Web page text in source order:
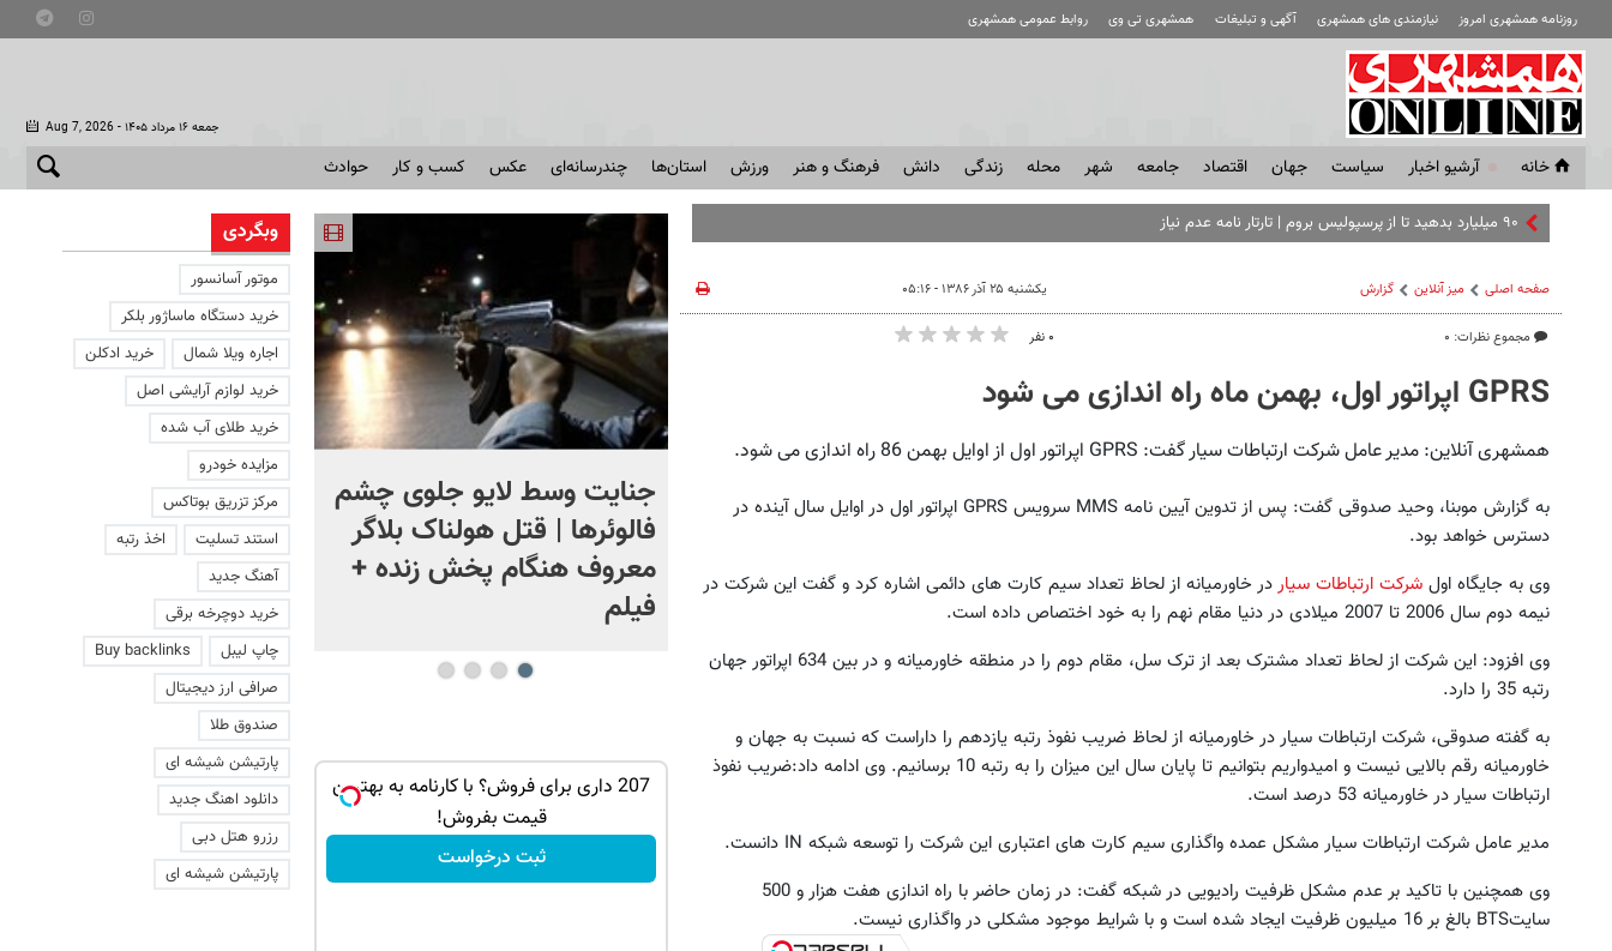
روزنامه همشهری امروز نیازمندی های همشهری آگهی و تبلیغات همشهری تی وی روابط عمومی همشهری
Aug 7, 2026 - جمعه ۱۶ مرداد ۱۴۰۵
خانه آرشیو اخبار سياست جهان اقتصاد جامعه شهر محله زندگی دانش فرهنگ و هنر ورزش استان‌ها چندرسانه‌ای عکس کسب و کار حوادث
۹۰ میلیارد بدهید تا از پرسپولیس بروم | تارتار نامه عدم نیاز هم زد
صفحه اصلی میز آنلاین گزارش
مجموع نظرات: ۰
یکشنبه ۲۵ آذر ۱۳۸۶ - ۰۵:۱۶
۰ نفر
GPRS اپراتور اول، بهمن ماه راه اندازی می شود
همشهری آنلاین: مدیر عامل شرکت ارتباطات سیار گفت: GPRS اپراتور اول از اوایل بهمن 86 راه اندازی می شود.
به گزارش موبنا، وحید صدوقی گفت: پس از تدوین آیین نامه MMS سرویس GPRS اپراتور اول در اوایل سال آینده در
دسترس خواهد بود.
وی به جایگاه اول شرکت ارتباطات سیاردر خاورمیانه از لحاظ تعداد سیم کارت های دائمی اشاره کرد و گفت این شرکت در
نیمه دوم سال 2006 تا 2007 میلادی در دنیا مقام نهم را به خود اختصاص داده است.
وی افزود: این شرکت از لحاظ تعداد مشترک بعد از ترک سل، مقام دوم را در منطقه خاورمیانه و در بین 634 اپراتور جهان
رتبه 35 را دارد.
به گفته صدوقی، شرکت ارتباطات سیار در خاورمیانه از لحاظ ضریب نفوذ رتبه یازدهم را داراست که نسبت به جهان و
خاورمیانه رقم بالایی نیست و امیدواریم بتوانیم تا پایان سال این میزان را به رتبه 10 برسانیم. وی ادامه داد:ضریب نفوذ
ارتباطات سیار در خاورمیانه 53 درصد است.
مدیر عامل شرکت ارتباطات سیار مشکل عمده واگذاری سیم کارت های اعتباری این شرکت را توسعه شبکه IN دانست.
وی همچنین با تاکید بر عدم مشکل ظرفیت رادیویی در شبکه گفت: در زمان حاضر با راه اندازی هفت هزار و 500
سایتBTS بالغ بر 16 میلیون ظرفیت ایجاد شده است و با شرایط موجود مشکلی در واگذاری نیست.
اگر یک‌بار دیگر ایران به ما
حمله کند فلج می شویم
جنایت وسط لایو جلوی چشم
فالوئرها | قتل هولناک بلاگر
معروف هنگام پخش زنده +
فیلم
صحنه ای نادر از حیات
ایران در سبلان + فیلم
ویژه‼️ استخدام بیمه سامان با حقوق
تکمیل فرم
به بزرگترین جشنواره ایمپلنت تهران خوش
رزرورایگان نوبت
رشد فروشگاهت از اینجا شروع می‌شه، برای
فروشنده شو
207 داری برای فروش؟ با کارنامه به بهترین
قیمت بفروش!
ثبت درخواست
وبگردی
موتور آسانسور
خرید دستگاه ماساژور بلکر
اجاره ویلا شمال
خرید ادکلن
خرید لوازم آرایشی اصل
خرید طلای آب شده
مزایده خودرو
مرکز تزریق بوتاکس
استند تسلیت
اخذ رتبه
آهنگ جدید
خرید دوچرخه برقی
چاپ لیبل
Buy backlinks
صرافی ارز دیجیتال
صندوق طلا
پارتیشن شیشه ای
دانلود اهنگ جدید
رزرو هتل دبی
پارتیشن شیشه ای